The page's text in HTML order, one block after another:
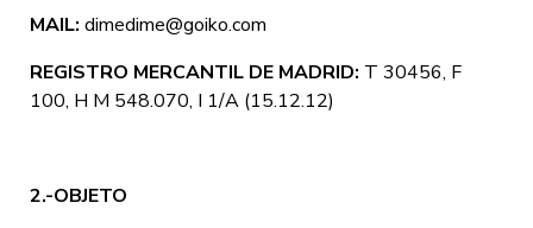
MAIL: dimedime@goiko.com
REGISTRO MERCANTIL DE MADRID: T 30456, F
100, H M 548.070, I 1/A (15.12.12)
2.-OBJETO